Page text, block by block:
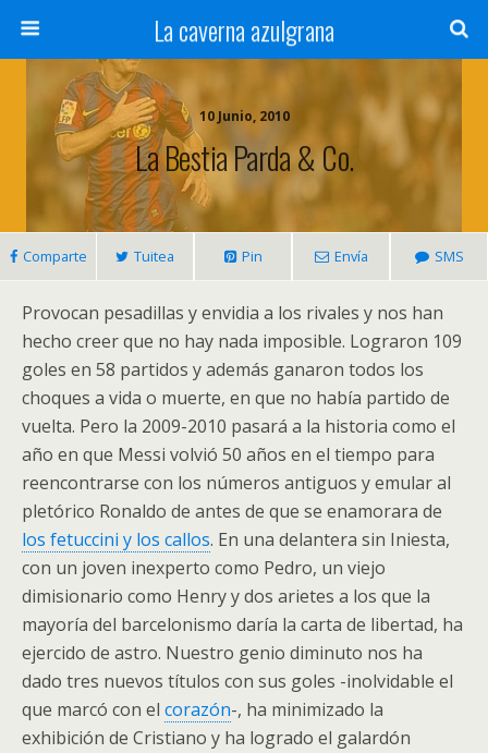
La caverna azulgrana
10 Junio, 2010
La Bestia Parda & Co.
Comparte Tuitea Pin Envía SMS
Provocan pesadillas y envidia a los rivales y nos han
hecho creer que no hay nada imposible. Lograron 109
goles en 58 partidos y además ganaron todos los
choques a vida o muerte, en que no había partido de
vuelta. Pero la 2009-2010 pasará a la historia como el
año en que Messi volvió 50 años en el tiempo para
reencontrarse con los números antiguos y emular al
pletórico Ronaldo de antes de que se enamorara de
los fetuccini y los callos. En una delantera sin Iniesta,
con un joven inexperto como Pedro, un viejo
dimisionario como Henry y dos arietes a los que la
mayoría del barcelonismo daría la carta de libertad, ha
ejercido de astro. Nuestro genio diminuto nos ha
dado tres nuevos títulos con sus goles -inolvidable el
que marcó con el corazón-, ha minimizado la
exhibición de Cristiano y ha logrado el galardón